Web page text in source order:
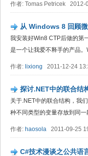
作者: Tomas Petricek 2012-
从 Windows 8 回顾
我安装好Win8 CTP后做的第
是一个让我爱不释手的产品
作者: lixiong 2011-12-24
探讨.NET中的联合结
关于.NET中的联合结构，我
种不同类型的变量存放到同
作者: haosola 2011-09-25
C#技术漫谈之公共语